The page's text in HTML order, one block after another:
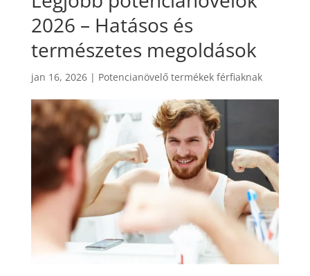
2026 – Hatásos és
természetes megoldások
jan 16, 2026| Potencianövelő termékek férfiaknak